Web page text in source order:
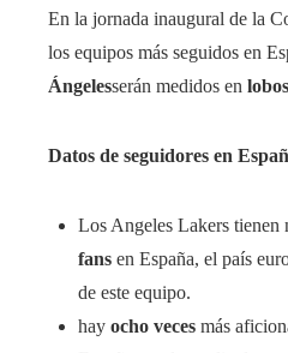
En la jornada inaugural de la
los equipos más seguidos en
Ángelesserán medidos en
Datos de seguidores en
Los Angeles Lakers tienen
fans en España, el país
de este equipo.
hay ocho veces más